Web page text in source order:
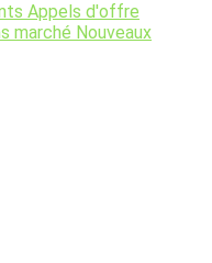
Appels d'offre
marché Nouveaux